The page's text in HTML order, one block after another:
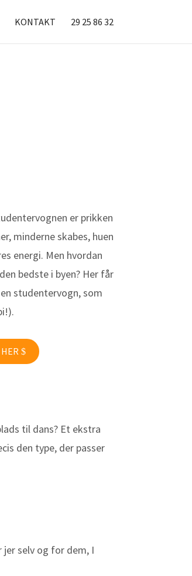
KONTAKT 29 25 86 32
er prikken
minderne skabes, huen
energi. Men hvordan
bedste i byen? Her får
studentervogn, som
til dans? Et ekstra
den type, der passer
jer selv og for dem, I